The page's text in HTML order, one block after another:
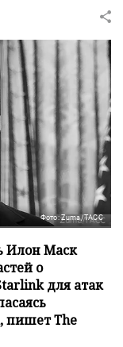
Фото: Zuma/ТАСС
Илон Маск
о
для атак
пишет The